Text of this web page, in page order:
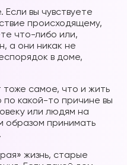
вы чувствуете
происходящему,
что-либо или,
а они никак не
в доме,
самое, что и жить
какой-то причине вы
или людям на
образом принимать
жизнь, старые